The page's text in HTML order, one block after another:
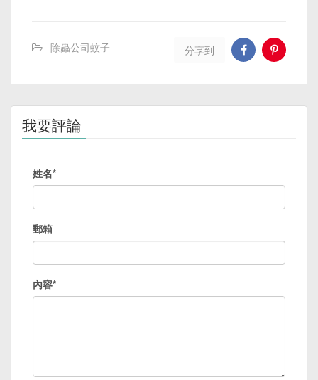
除蟲公司蚊子 分享到
我要評論
姓名*
郵箱
內容*